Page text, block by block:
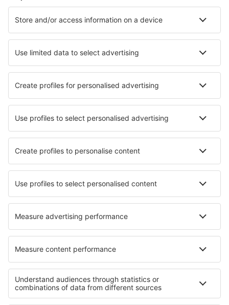
Santorini Kamari (JTR)
Sitia Airport (JSH)
Skiathos Airport (JSI)
Skyros Airport (SKU)
Syros Airport (JSY)